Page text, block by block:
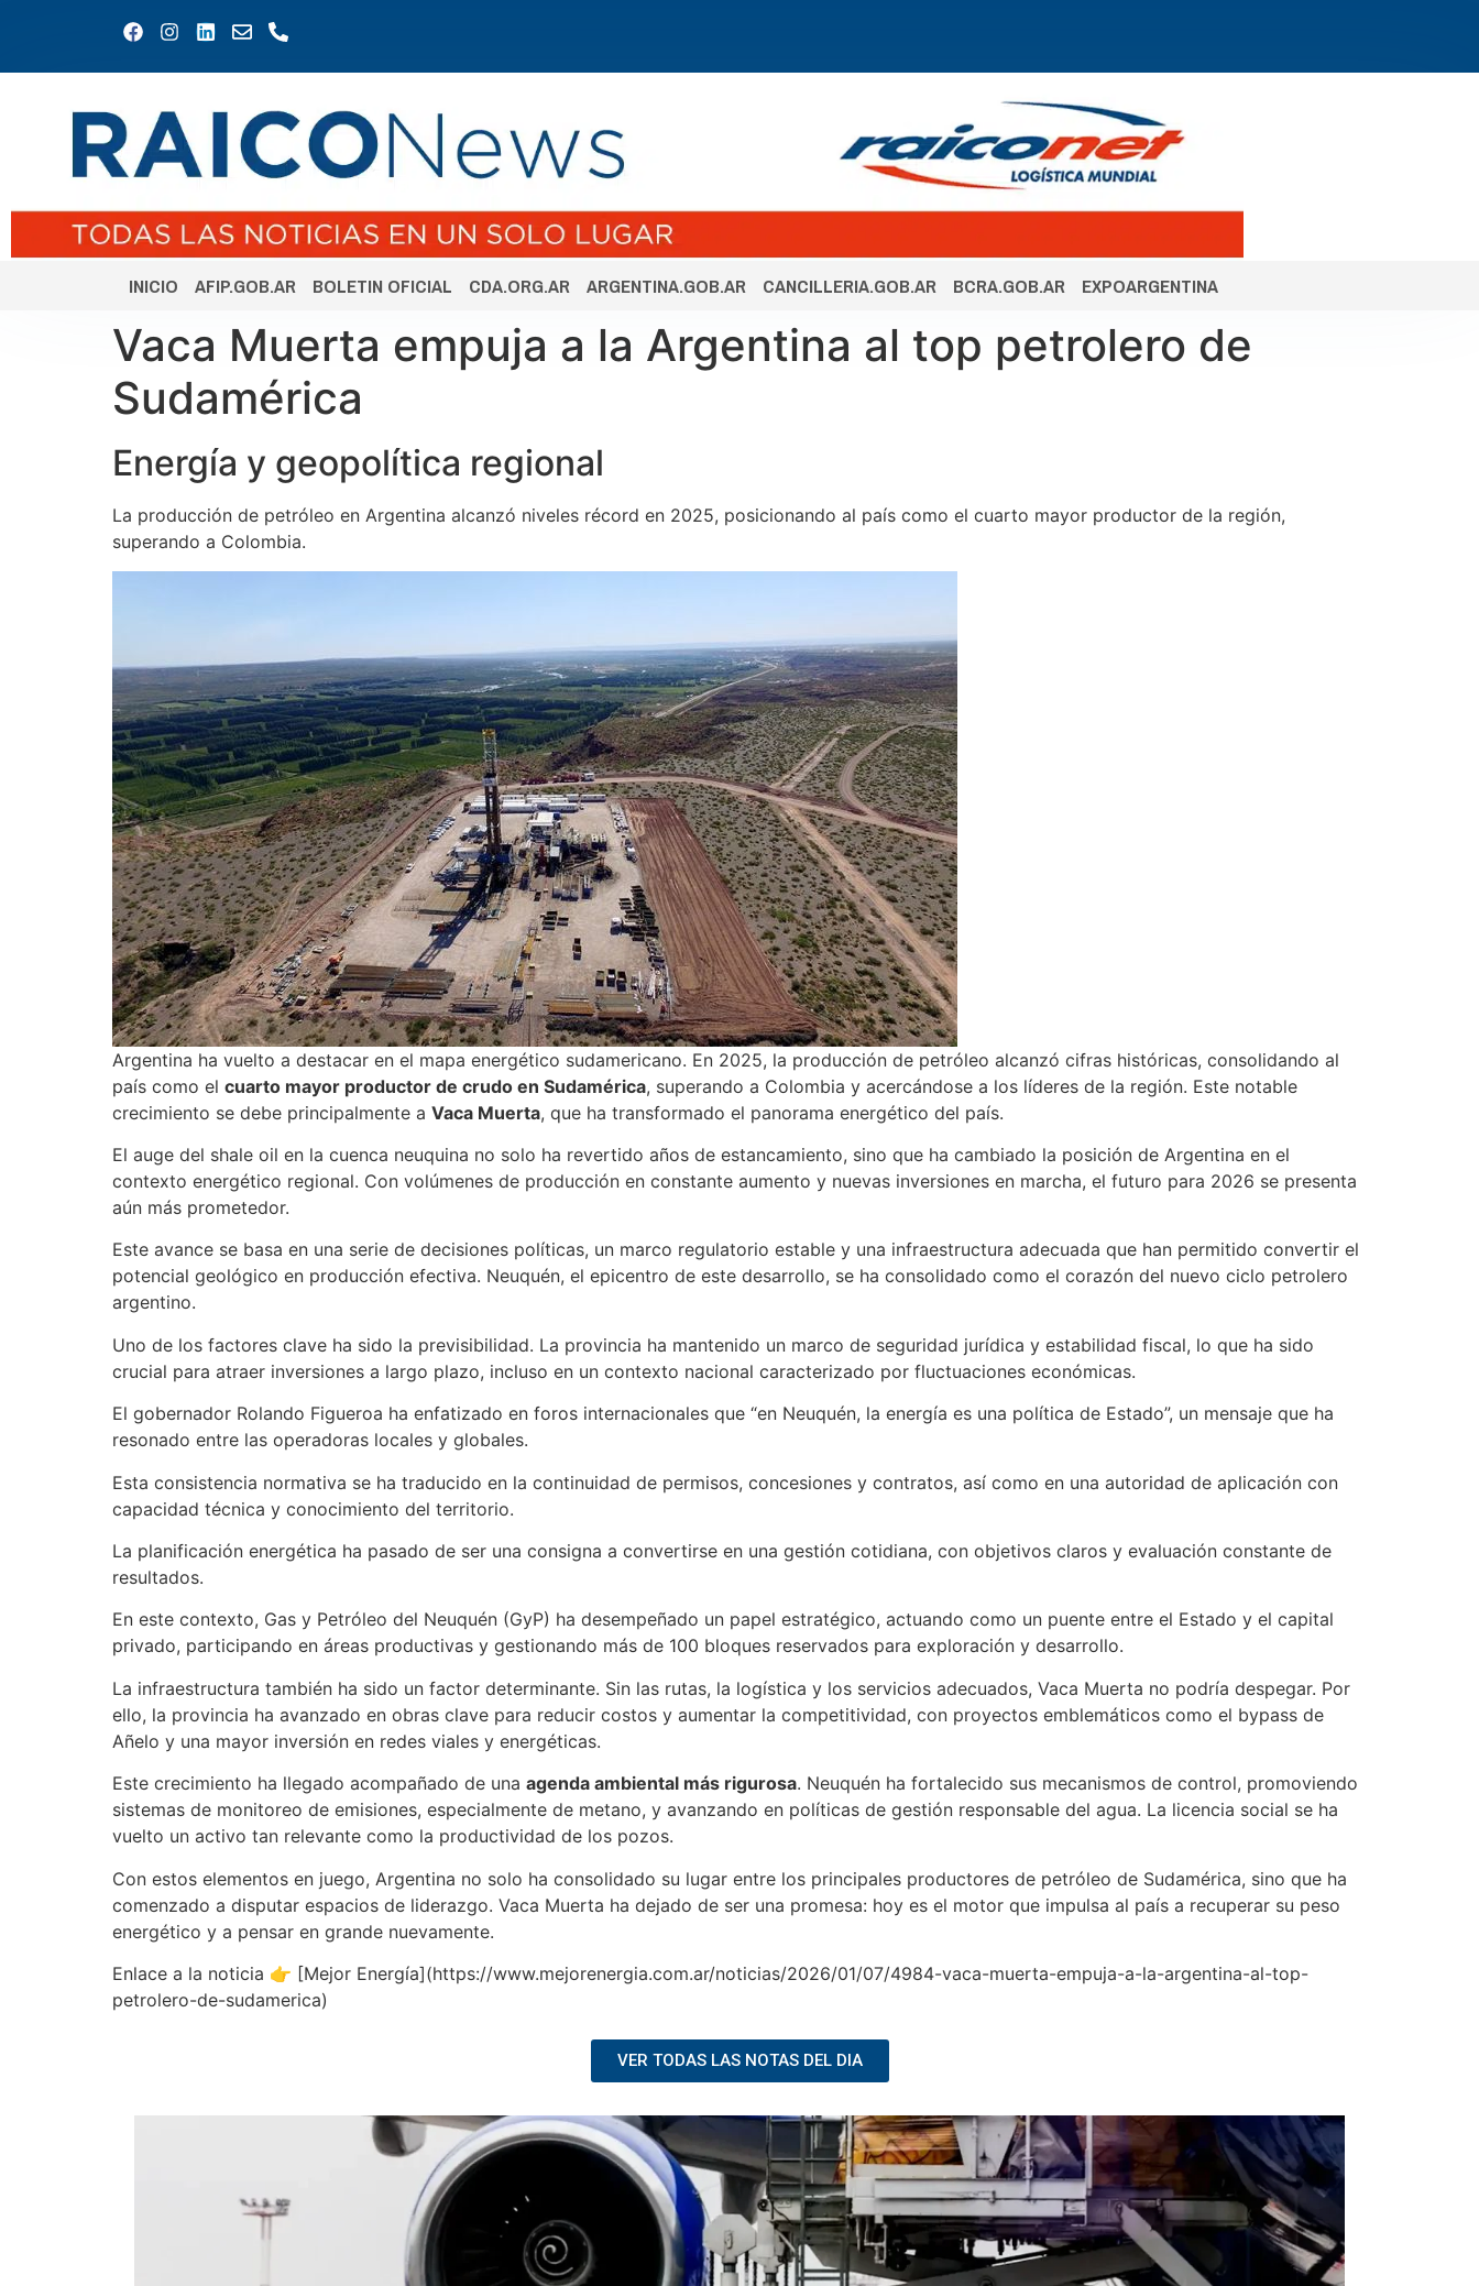
INICIO AFIP.GOB.AR BOLETIN OFICIAL CDA.ORG.AR ARGENTINA.GOB.AR CANCILLERIA.GOB.AR BCRA.GOB.AR EXPOARGENTINA
Vaca Muerta empuja a la Argentina al top petrolero de
Sudamérica
Energía y geopolítica regional
La producción de petróleo en Argentina alcanzó niveles récord en 2025, posicionando al país como el cuarto mayor productor de la región,
superando a Colombia.
Argentina ha vuelto a destacar en el mapa energético sudamericano. En 2025, la producción de petróleo alcanzó cifras históricas, consolidando al
país como el cuarto mayor productor de crudo en Sudamérica, superando a Colombia y acercándose a los líderes de la región. Este notable
crecimiento se debe principalmente a Vaca Muerta, que ha transformado el panorama energético del país.
El auge del shale oil en la cuenca neuquina no solo ha revertido años de estancamiento, sino que ha cambiado la posición de Argentina en el
contexto energético regional. Con volúmenes de producción en constante aumento y nuevas inversiones en marcha, el futuro para 2026 se presenta
aún más prometedor.
Este avance se basa en una serie de decisiones políticas, un marco regulatorio estable y una infraestructura adecuada que han permitido convertir el
potencial geológico en producción efectiva. Neuquén, el epicentro de este desarrollo, se ha consolidado como el corazón del nuevo ciclo petrolero
argentino.
Uno de los factores clave ha sido la previsibilidad. La provincia ha mantenido un marco de seguridad jurídica y estabilidad fiscal, lo que ha sido
crucial para atraer inversiones a largo plazo, incluso en un contexto nacional caracterizado por fluctuaciones económicas.
El gobernador Rolando Figueroa ha enfatizado en foros internacionales que “en Neuquén, la energía es una política de Estado”, un mensaje que ha
resonado entre las operadoras locales y globales.
Esta consistencia normativa se ha traducido en la continuidad de permisos, concesiones y contratos, así como en una autoridad de aplicación con
capacidad técnica y conocimiento del territorio.
La planificación energética ha pasado de ser una consigna a convertirse en una gestión cotidiana, con objetivos claros y evaluación constante de
resultados.
En este contexto, Gas y Petróleo del Neuquén (GyP) ha desempeñado un papel estratégico, actuando como un puente entre el Estado y el capital
privado, participando en áreas productivas y gestionando más de 100 bloques reservados para exploración y desarrollo.
La infraestructura también ha sido un factor determinante. Sin las rutas, la logística y los servicios adecuados, Vaca Muerta no podría despegar. Por
ello, la provincia ha avanzado en obras clave para reducir costos y aumentar la competitividad, con proyectos emblemáticos como el bypass de
Añelo y una mayor inversión en redes viales y energéticas.
Este crecimiento ha llegado acompañado de una agenda ambiental más rigurosa. Neuquén ha fortalecido sus mecanismos de control, promoviendo
sistemas de monitoreo de emisiones, especialmente de metano, y avanzando en políticas de gestión responsable del agua. La licencia social se ha
vuelto un activo tan relevante como la productividad de los pozos.
Con estos elementos en juego, Argentina no solo ha consolidado su lugar entre los principales productores de petróleo de Sudamérica, sino que ha
comenzado a disputar espacios de liderazgo. Vaca Muerta ha dejado de ser una promesa: hoy es el motor que impulsa al país a recuperar su peso
energético y a pensar en grande nuevamente.
Enlace a la noticia 👉 [Mejor Energía](https://www.mejorenergia.com.ar/noticias/2026/01/07/4984-vaca-muerta-empuja-a-la-argentina-al-top-
petrolero-de-sudamerica)
VER TODAS LAS NOTAS DEL DIA